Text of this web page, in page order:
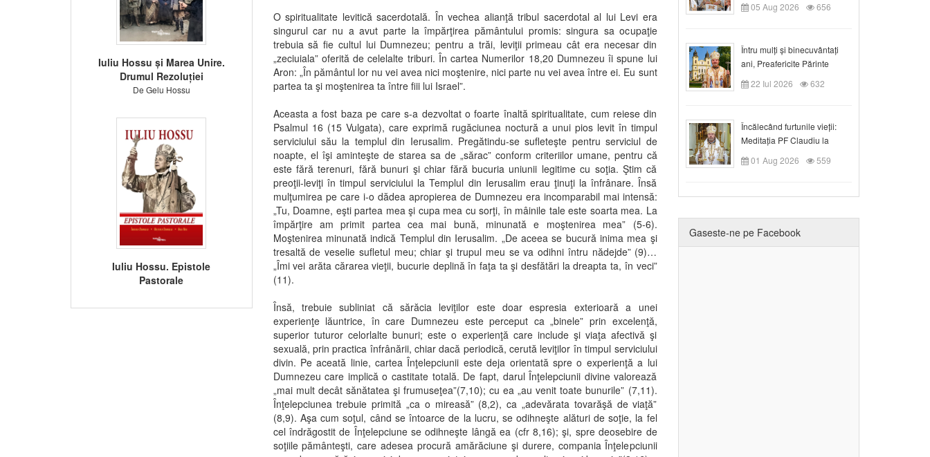
Iuliu Hossu și Marea Unire.
Drumul Rezoluției
De Gelu Hossu
Iuliu Hossu. Epistole
Pastorale
O spiritualitate levitică sacerdotală. În vechea alianţă tribul sacerdotal al lui Levi era
singurul car nu a avut parte la împărţirea pământului promis: singura sa ocupaţie
trebuia să fie cultul lui Dumnezeu; pentru a trăi, leviţii primeau cât era necesar din
„zeciuiala” oferită de celelalte triburi. În cartea Numerilor 18,20 Dumnezeu îi spune lui
Aron: „În pământul lor nu vei avea nici moştenire, nici parte nu vei avea între ei. Eu sunt
partea ta şi moştenirea ta între fiii lui Israel”.
Aceasta a fost baza pe care s-a dezvoltat o foarte înaltă spiritualitate, cum reiese din
Psalmul 16 (15 Vulgata), care exprimă rugăciunea noctură a unui pios levit în timpul
serviciului său la templul din Ierusalim. Pregătindu-se sufleteşte pentru serviciul de
noapte, el îşi aminteşte de starea sa de „sărac” conform criteriilor umane, pentru că
este fără terenuri, fără bunuri şi chiar fără bucuria uniunii legitime cu soţia. Ştim că
preoţii-leviţi în timpul serviciului la Templul din Ierusalim erau ţinuţi la înfrânare. Însă
mulţumirea pe care i-o dădea apropierea de Dumnezeu era incomparabil mai intensă:
„Tu, Doamne, eşti partea mea şi cupa mea cu sorţi, în mâinile tale este soarta mea. La
împărţire am primit partea cea mai bună, minunată e moştenirea mea” (5-6).
Moştenirea minunată indică Templul din Ierusalim. „De aceea se bucură inima mea şi
tresaltă de veselie sufletul meu; chiar şi trupul meu se va odihni întru nădejde” (9)…
„Îmi vei arăta cărarea vieţii, bucurie deplină în faţa ta şi desfătări la dreapta ta, în veci”
(11).
Însă, trebuie subliniat că sărăcia leviţilor este doar espresia exterioară a unei
experienţe lăuntrice, în care Dumnezeu este perceput ca „binele” prin excelenţă,
superior tuturor celorlalte bunuri; este o experienţă care include şi viaţa afectivă şi
sexuală, prin practica înfrânării, chiar dacă periodică, cerută leviţilor în timpul serviciului
divin. Pe aceată linie, cartea Înţelepciunii este deja orientată spre o experienţă a lui
Dumnezeu care implică o castitate totală. De fapt, darul Înţelepciunii divine valorează
„mai mult decât sănătatea şi frumuseţea”(7,10); cu ea „au venit toate bunurile” (7,11).
Înţelepciunea trebuie primită „ca o mireasă” (8,2), ca „adevărata tovarăşă de viaţă”
(8,9). Aşa cum soţul, când se întoarce de la lucru, se odihneşte alături de soţie, la fel
cel îndrăgostit de Înţelepciune se odihneşte lângă ea (cfr 8,16); şi, spre deosebire de
soţiile pământeşti, care adesea procură amărăciune şi durere, compania Înţelepciunii
05 Aug 2026 656
Întru mulți și binecuvântați
ani, Preafericite Părinte
Claudiu!
22 Iul 2026 632
Încălecând furtunile vieții:
Meditația PF Claudiu la
Duminica a IX-a după Rusalii
01 Aug 2026 559
Gaseste-ne pe Facebook